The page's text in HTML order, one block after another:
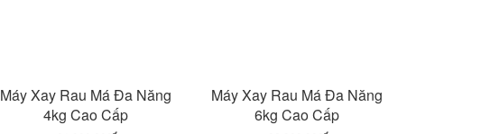
Máy Xay Rau Má Đa Năng
4kg Cao Cấp
Máy Xay Rau Má Đa Năng
6kg Cao Cấp